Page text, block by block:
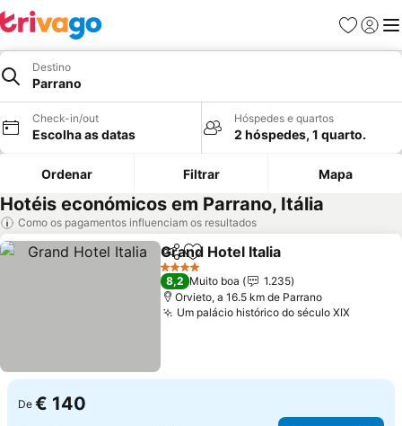
Favoritos
Iniciar
Destino
Parrano
Check-in/out
Escolha as datas
Hóspedes e quartos
2 hóspedes, 1 quarto.
Ordenar Filtrar Mapa
Hotéis económicos em Parrano, Itália
Como os pagamentos influenciam os resultados
PartilharAdicionar aos favoritos
Grand Hotel Italia
4 Estrelas
8,2 Muito boa
1.235
Orvieto, a 16.5 km de Parrano
Um palácio histórico do século XIXVer
De € 140